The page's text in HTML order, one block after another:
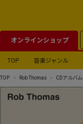
オンラインショップ
TOP 音楽ジャンル
TOP Rob Thomas CDアルバム